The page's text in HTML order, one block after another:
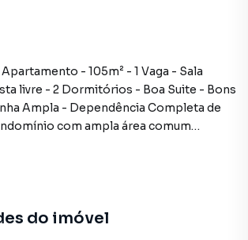
- 105m² - 1 Vaga - Sala
livre - 2 Dormitórios - Boa Suite - Bons
Completa de
com ampla área comum
Portaria 24h.
do imóvel